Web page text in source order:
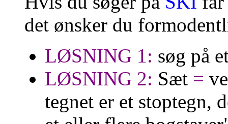
det ønsker du
LØSNING 1: søg på
LØSNING 2: Sæt =
tegnet er et stoptegn,